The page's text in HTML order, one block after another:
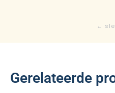
Gerelateerde